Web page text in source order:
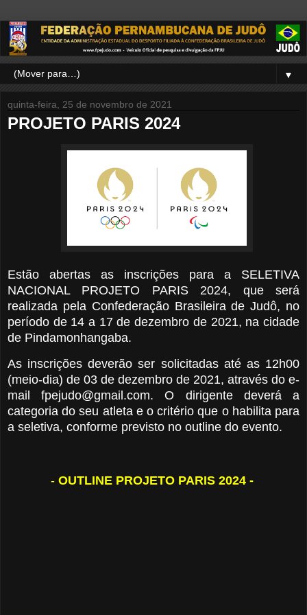
▼
quinta-feira, 25 de novembro de 2021
PROJETO PARIS 2024
Estão abertas as inscrições para a SELETIVA
NACIONAL PROJETO PARIS 2024, que será
realizada pela Confederação Brasileira de Judô, no
período de 14 a 17 de dezembro de 2021, na cidade
de Pindamonhangaba.
As inscrições deverão ser solicitadas até as 12h00
(meio-dia) de 03 de dezembro de 2021, através do e-
mail fpejudo@gmail.com. O dirigente deverá a
categoria do seu atleta e o critério que o habilita para
a seletiva, conforme previsto no outline do evento.
-OUTLINE PROJETO PARIS 2024 -